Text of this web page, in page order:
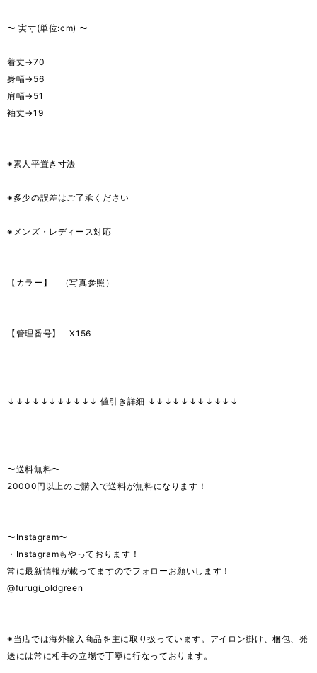
〜 実寸(単位:cm) 〜
着丈→70
身幅→56
肩幅→51
袖丈→19
※素人平置き寸法
※多少の誤差はご了承ください
※メンズ・レディース対応
【カラー】 （写真参照）
【管理番号】 X156
↓↓↓↓↓↓↓↓↓↓↓ 値引き詳細 ↓↓↓↓↓↓↓↓↓↓↓
〜送料無料〜
20000円以上のご購入で送料が無料になります！
〜Instagram〜
・Instagramもやっております！
常に最新情報が載ってますのでフォローお願いします！
@furugi_oldgreen
※当店では海外輸入商品を主に取り扱っています。アイロン掛け、梱包、発
送には常に相手の立場で丁寧に行なっております。